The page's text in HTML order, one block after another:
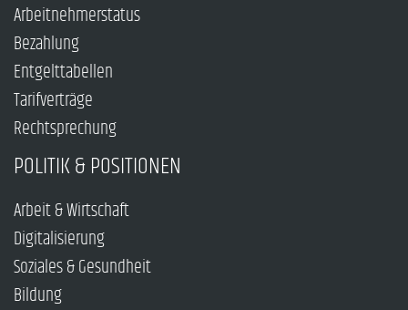
Arbeitnehmerstatus
Bezahlung
Entgelttabellen
Tarifverträge
Rechtsprechung
POLITIK & POSITIONEN
Arbeit & Wirtschaft
Digitalisierung
Soziales & Gesundheit
Bildung